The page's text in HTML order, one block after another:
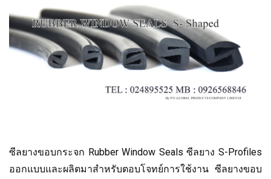
ซีลยางขอบกระจก Rubber Window Seals ซีลยาง S-Profiles
ออกแบบและผลิตมาสำหรับตอบโจทย์การใช้งาน ซีลยางขอบ